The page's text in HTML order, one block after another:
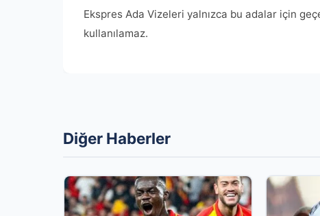
Ekspres Ada Vizeleri yalnızca bu adalar için
kullanılamaz.
Diğer Haberler